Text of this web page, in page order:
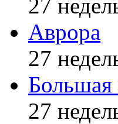
27
Аврора
27
Большая
27